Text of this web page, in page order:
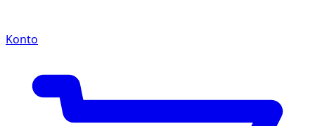
Konto